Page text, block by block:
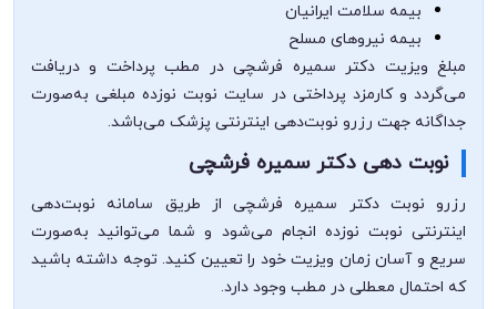
بیمه سلامت ایرانیان
بیمه نیروهای مسلح
مبلغ ویزیت دکتر سمیره فرشچی در مطب پرداخت و دریافت
می‌گردد و کارمزد پرداختی در سایت نوبت نوزده مبلغی به‌صورت
جداگانه جهت رزرو نوبت‌دهی اینترنتی پزشک می‌باشد.
نوبت دهی دکتر سمیره فرشچی
رزرو نوبت دکتر سمیره فرشچی از طریق سامانه نوبت‌دهی
اینترنتی نوبت نوزده انجام می‌شود و شما می‌توانید به‌صورت
سریع و آسان زمان ویزیت خود را تعیین کنید. توجه داشته باشید
که احتمال معطلی در مطب وجود دارد.